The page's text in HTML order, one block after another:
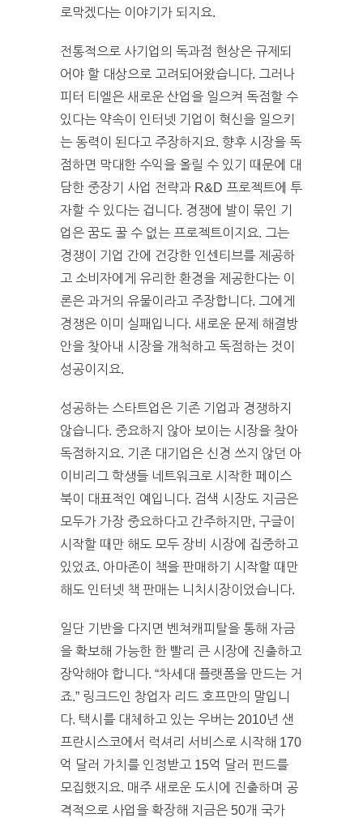
로막겠다는 이야기가 되지요.
전통적으로 사기업의 독과점 현상은 규제되
어야 할 대상으로 고려되어왔습니다. 그러나
피터 티엘은 새로운 산업을 일으켜 독점할 수
있다는 약속이 인터넷 기업이 혁신을 일으키
는 동력이 된다고 주장하지요. 향후 시장을 독
점하면 막대한 수익을 올릴 수 있기 때문에 대
담한 중장기 사업 전략과 R&D 프로젝트에 투
자할 수 있다는 겁니다. 경쟁에 발이 묶인 기
업은 꿈도 꿀 수 없는 프로젝트이지요. 그는
경쟁이 기업 간에 건강한 인센티브를 제공하
고 소비자에게 유리한 환경을 제공한다는 이
론은 과거의 유물이라고 주장합니다. 그에게
경쟁은 이미 실패입니다. 새로운 문제 해결방
안을 찾아내 시장을 개척하고 독점하는 것이
성공이지요.
성공하는 스타트업은 기존 기업과 경쟁하지
않습니다. 중요하지 않아 보이는 시장을 찾아
독점하지요. 기존 대기업은 신경 쓰지 않던 아
이비리그 학생들 네트워크로 시작한 페이스
북이 대표적인 예입니다. 검색 시장도 지금은
모두가 가장 중요하다고 간주하지만, 구글이
시작할 때만 해도 모두 장비 시장에 집중하고
있었죠. 아마존이 책을 판매하기 시작할 때만
해도 인터넷 책 판매는 니치시장이었습니다.
일단 기반을 다지면 벤쳐캐피탈을 통해 자금
을 확보해 가능한 한 빨리 큰 시장에 진출하고
장악해야 합니다. “차세대 플랫폼을 만드는 거
죠.” 링크드인 창업자 리드 호프만의 말입니
다. 택시를 대체하고 있는 우버는 2010년 샌
프란시스코에서 럭셔리 서비스로 시작해 170
억 달러 가치를 인정받고 15억 달러 펀드를
모집했지요. 매주 새로운 도시에 진출하며 공
격적으로 사업을 확장해 지금은 50개 국가